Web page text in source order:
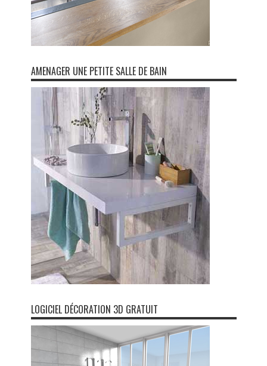
AMENAGER UNE PETITE SALLE DE BAIN
LOGICIEL DÉCORATION 3D GRATUIT